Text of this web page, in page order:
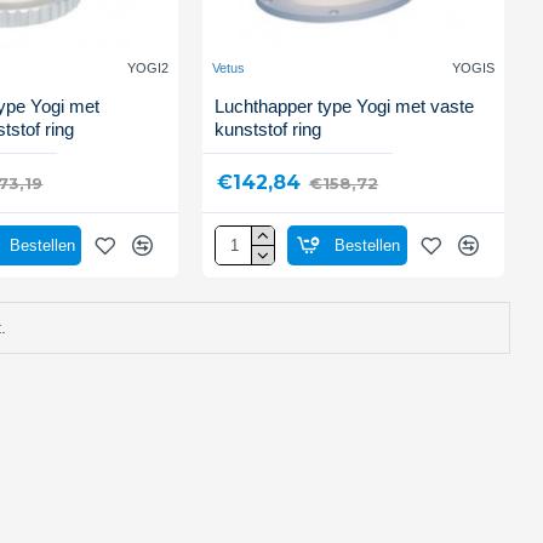
YOGI2
Yogi met
ring
Bestellen
Vetus YOGIS
Luchthapper type Yogi met vaste
kunststof ring
€142,84 €158,72
Bestellen